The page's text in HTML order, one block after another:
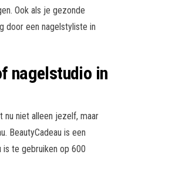
Ook als je gezonde
door een nagelstyliste in
nagelstudio in
nu niet alleen jezelf, maar
BeautyCadeau is een
is te gebruiken op 600